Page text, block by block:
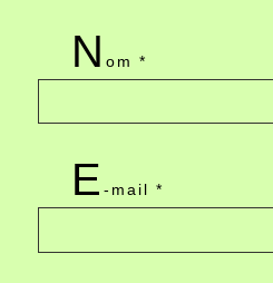
Nom*
E-mail*